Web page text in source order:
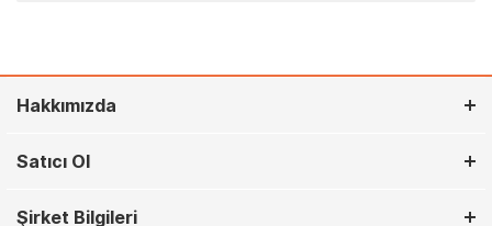
Hakkımızda
Satıcı Ol
Şirket Bilgileri